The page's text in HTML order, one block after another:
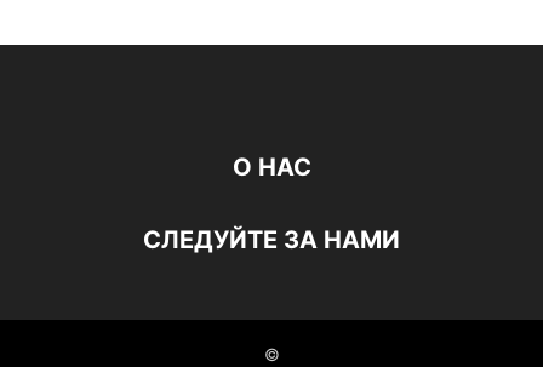
О НАС
СЛЕДУЙТЕ ЗА НАМИ
©